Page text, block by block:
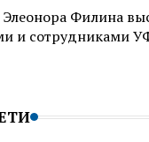
Филина
и сотрудниками